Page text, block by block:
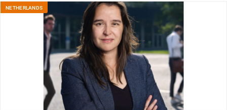
NETHERLANDS